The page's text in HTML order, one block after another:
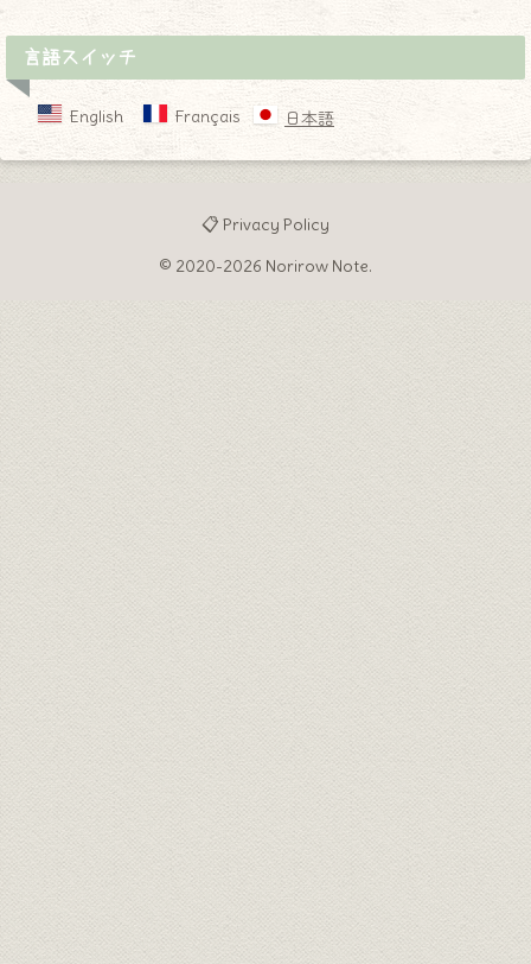
言語スイッチ
English Français 日本語
📋 Privacy Policy
© 2020-2026 Norirow Note.